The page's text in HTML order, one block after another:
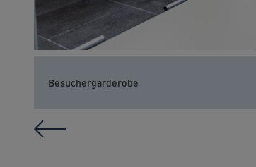
Besuchergarderobe